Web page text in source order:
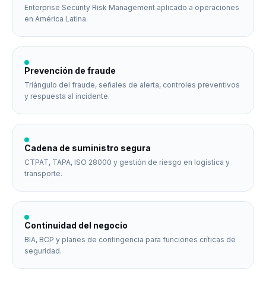
Enterprise Security Risk Management aplicado a operaciones
en América Latina.
Prevención de fraude
Triángulo del fraude, señales de alerta, controles preventivos
y respuesta al incidente.
Cadena de suministro segura
CTPAT, TAPA, ISO 28000 y gestión de riesgo en logística y
transporte.
Continuidad del negocio
BIA, BCP y planes de contingencia para funciones críticas de
seguridad.